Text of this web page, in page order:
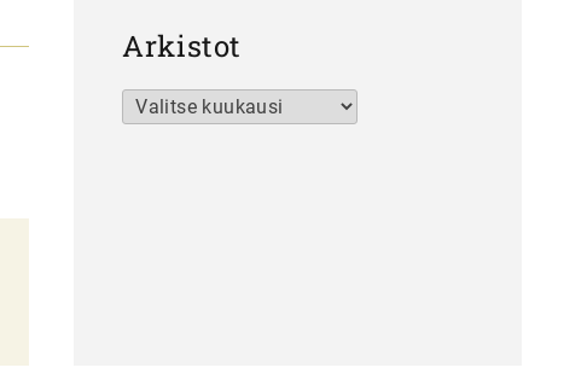
Arkistot
Arkistot